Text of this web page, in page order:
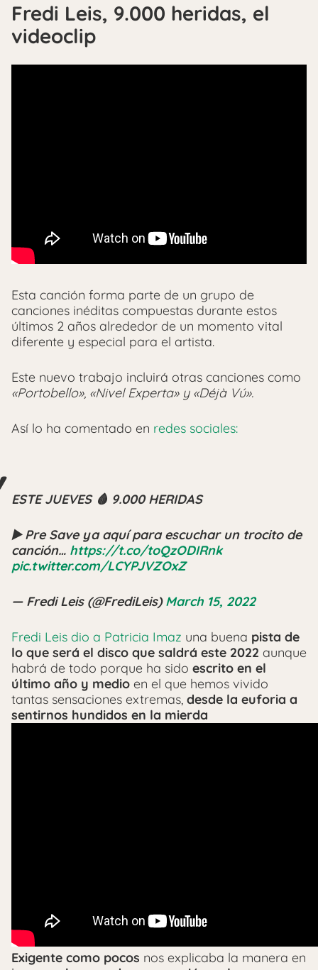
Fredi Leis, 9.000 heridas, el
videoclip
Esta canción forma parte de un grupo de
canciones inéditas compuestas durante estos
últimos 2 años alrededor de un momento vital
diferente y especial para el artista.
Este nuevo trabajo incluirá otras canciones como
«Portobello», «Nivel Experta» y «Déjà Vú».
Así lo ha comentado en redes sociales:
ESTE JUEVES 🩸 9.000 HERIDAS
▶️ Pre Save ya aquí para escuchar un trocito de
canción… https://t.co/toQzODIRnk
pic.twitter.com/LCYPJVZOxZ
— Fredi Leis (@FrediLeis)March 15, 2022
Fredi Leis dio a Patricia Imaz una buena pista de
lo que será el disco que saldrá este 2022 aunque
habrá de todo porque ha sido escrito en el
último año y medio en el que hemos vivido
tantas sensaciones extremas, desde la euforia a
sentirnos hundidos en la mierda
Exigente como pocos nos explicaba la manera en